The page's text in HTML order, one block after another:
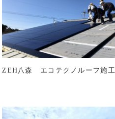
ZEH八森 エコテクノルーフ施工